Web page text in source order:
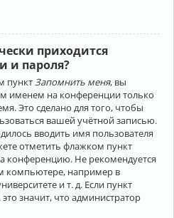
приходится
и пароля?
пунктЗапомнить меня, вы
именем на конференции только
Это сделано для того, чтобы
вашей учётной записью.
вводить имя пользователя
отметить флажком пункт
конференцию. Не рекомендуется
компьютере, например в
и т. д. Если пункт
это значит, что администратор